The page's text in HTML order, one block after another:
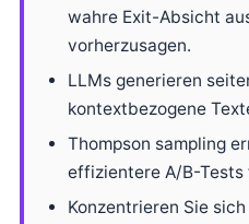
wahre Exit-Absicht
vorherzusagen.
LLMs generieren
kontextbezogene
Thompson sampling
effizientere A/B-Tests
Konzentrieren Sie